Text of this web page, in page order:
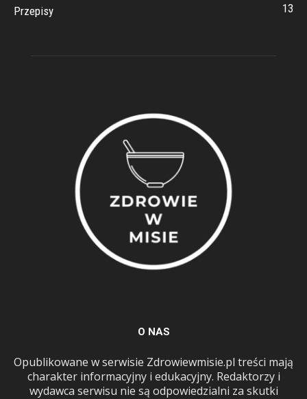
Przepisy
13
O NAS
Opublikowane w serwisie Zdrowiewmisie.pl treści mają
charakter informacyjny i edukacyjny. Redaktorzy i
wydawca serwisu nie są odpowiedzialni za skutki